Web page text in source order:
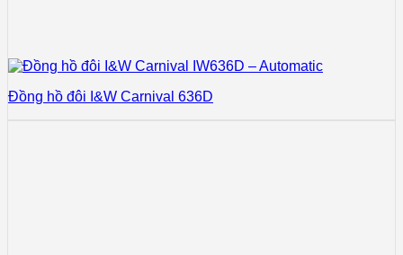
Đồng hồ đôi I&W Carnival 636D